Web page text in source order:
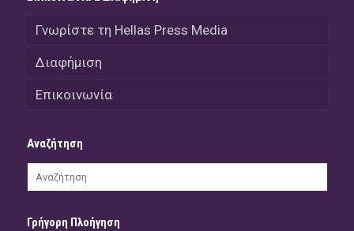
Γνωρίστε τη Hellas Press Media
Διαφήμιση
Επικοινωνία
Αναζήτηση
Γρήγορη Πλοήγηση